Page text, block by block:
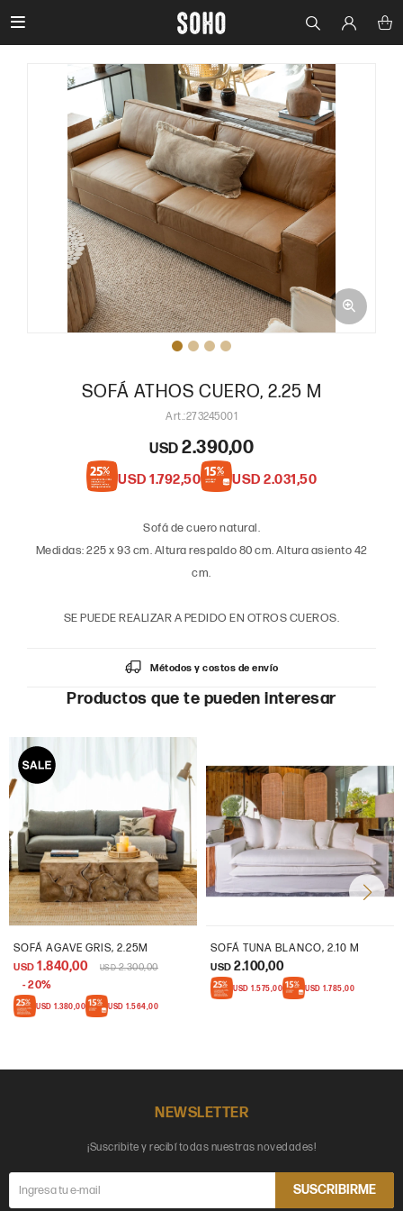

SOFÁ ATHOS CUERO, 2.25 M
273245001
USD 2.390,00
USD 1.792,50 USD 2.031,50
Sofá de cuero natural.
Medidas: 225 x 93 cm. Altura respaldo 80 cm. Altura asiento 42
cm.
SE PUEDE REALIZAR A PEDIDO EN OTROS CUEROS.
Métodos y costos de envío
Productos que te pueden interesar
SOFÁ AGAVE GRIS, 2.25M
USD 1.840,00 USD 2.300,00
20
USD 1.380,00 USD 1.564,00
SOFÁ TUNA BLANCO, 2.10 M
USD 2.100,00
USD 1.575,00 USD 1.785,00
NEWSLETTER
¡Suscribite y recibí todas nuestras novedades!
SUSCRIBIRME